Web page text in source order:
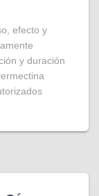
efecto y
y duración